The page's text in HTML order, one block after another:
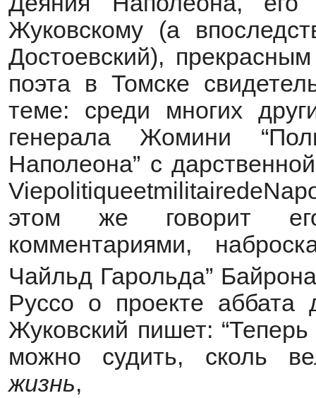
Жуковскому (а
Достоевский),
поэта в Томске
теме: среди многих
генерала Жомини
Наполеона” с
этом же говорит
комментариями,
Чайльд Гарольда” Байрона
Руссо о проекте
Жуковский пишет:
можно судить, сколь
жизнь,